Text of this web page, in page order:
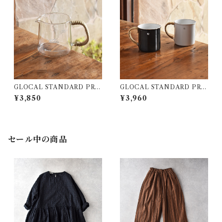
GLOCAL STANDARD PRO
DUCTS GSP ｺｰﾋｰｻｰﾊﾞｰ40
0 (ﾅﾁｭﾗﾙ)
¥3,850
GLOCAL STANDARD PRO
DUCTS TSUBAME ﾗﾀﾝ ﾏ
ｸﾞｶｯﾌﾟ(M)
¥3,960
セール中の商品